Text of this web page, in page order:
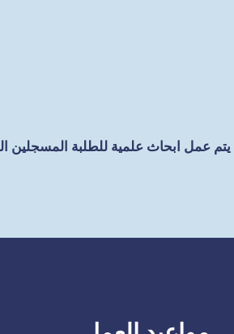
يتم عمل ابحاث علمية للطلبة المسجلين